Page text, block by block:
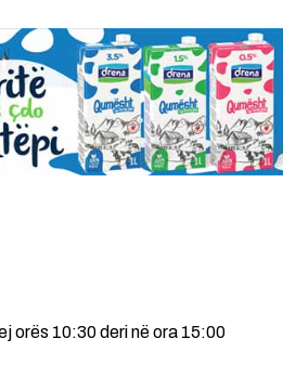
orës 10:30 deri në ora 15:00